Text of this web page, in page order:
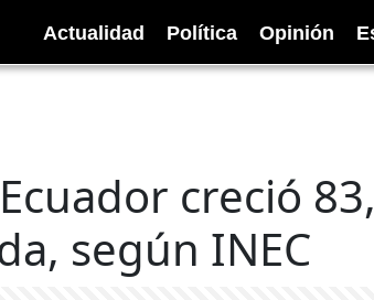
Actualidad Política Opinión
creció
según INEC